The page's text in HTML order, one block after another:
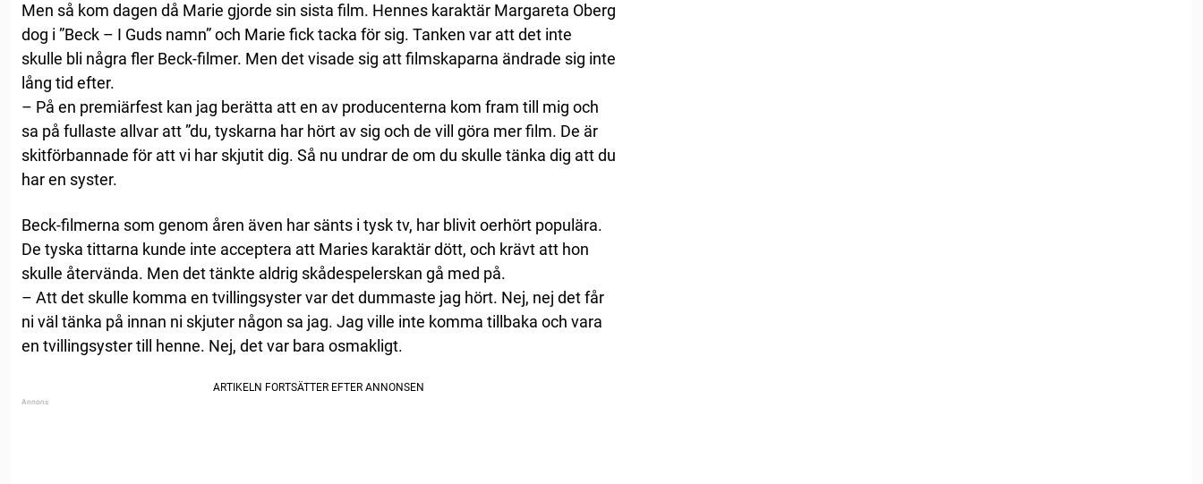
Men så kom dagen då Marie gjorde sin sista film. Hennes karaktär Margareta Oberg
dog i ”Beck – I Guds namn” och Marie fick tacka för sig. Tanken var att det inte
skulle bli några fler Beck-filmer. Men det visade sig att filmskaparna ändrade sig inte
lång tid efter.
– På en premiärfest kan jag berätta att en av producenterna kom fram till mig och
sa på fullaste allvar att ”du, tyskarna har hört av sig och de vill göra mer film. De är
skitförbannade för att vi har skjutit dig. Så nu undrar de om du skulle tänka dig att du
har en syster.
Beck-filmerna som genom åren även har sänts i tysk tv, har blivit oerhört populära.
De tyska tittarna kunde inte acceptera att Maries karaktär dött, och krävt att hon
skulle återvända. Men det tänkte aldrig skådespelerskan gå med på.
– Att det skulle komma en tvillingsyster var det dummaste jag hört. Nej, nej det får
ni väl tänka på innan ni skjuter någon sa jag. Jag ville inte komma tillbaka och vara
en tvillingsyster till henne. Nej, det var bara osmakligt.